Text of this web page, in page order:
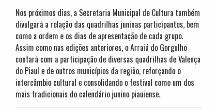
Nos próximos dias, a Secretaria Municipal de Cultura também
divulgará a relação das quadrilhas juninas participantes, bem
como a ordem e os dias de apresentação de cada grupo.
Assim como nas edições anteriores, o Arraiá do Gorgulho
contará com a participação de diversas quadrilhas de Valença
do Piauí e de outros municípios da região, reforçando o
intercâmbio cultural e consolidando o festival como um dos
mais tradicionais do calendário junino piauiense.